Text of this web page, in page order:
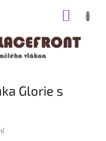
Glorie s